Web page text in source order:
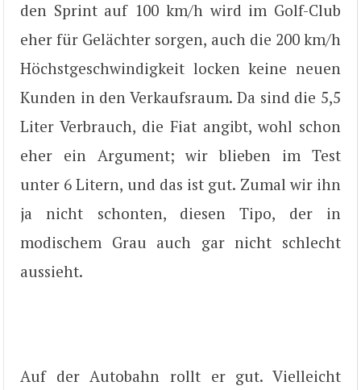
den Sprint auf 100 km/h wird im Golf-Club
eher für Gelächter sorgen, auch die 200 km/h
Höchstgeschwindigkeit locken keine neuen
Kunden in den Verkaufsraum. Da sind die 5,5
Liter Verbrauch, die Fiat angibt, wohl schon
eher ein Argument; wir blieben im Test
unter 6 Litern, und das ist gut. Zumal wir ihn
ja nicht schonten, diesen Tipo, der in
modischem Grau auch gar nicht schlecht
aussieht.
Auf der Autobahn rollt er gut. Vielleicht